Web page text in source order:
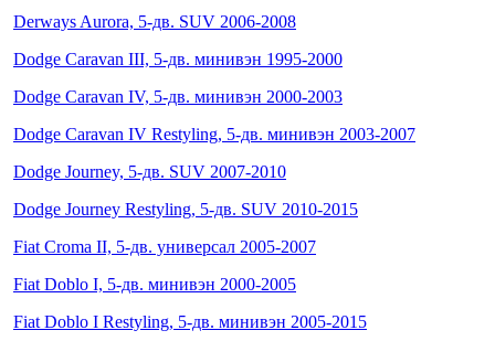
Derways Aurora, 5-дв. SUV 2006-2008
Dodge Caravan III, 5-дв. минивэн 1995-2000
Dodge Caravan IV, 5-дв. минивэн 2000-2003
Dodge Caravan IV Restyling, 5-дв. минивэн 2003-2007
Dodge Journey, 5-дв. SUV 2007-2010
Dodge Journey Restyling, 5-дв. SUV 2010-2015
Fiat Croma II, 5-дв. универсал 2005-2007
Fiat Doblo I, 5-дв. минивэн 2000-2005
Fiat Doblo I Restyling, 5-дв. минивэн 2005-2015